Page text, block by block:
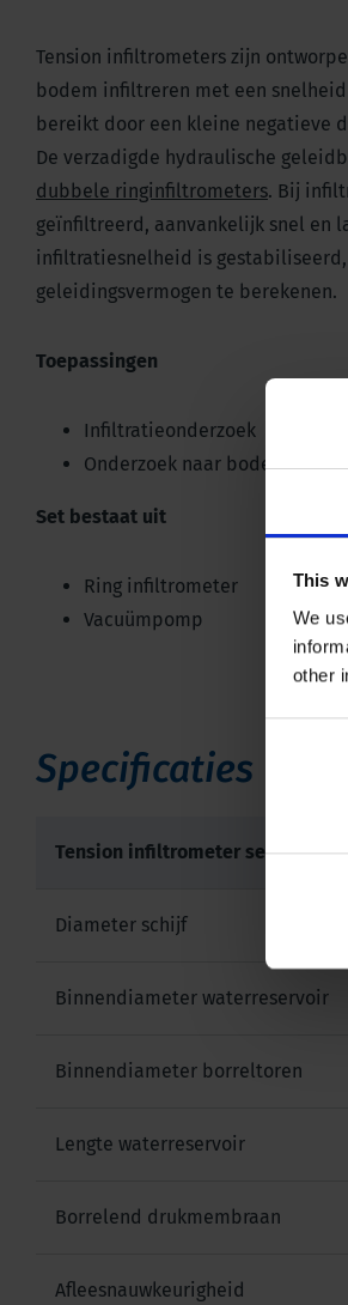
This
We
other
Tension infiltrometers zijn
bodem infiltreren met een
bereikt door een kleine negatieve
De verzadigde hydraulische
dubbele ringinfiltrometers. Bij
geïnfiltreerd, aanvankelijk snel en
infiltratiesnelheid is
geleidingsvermogen te berekenen.
Toepassingen
Infiltratieonderzoek
Onderzoek naar
Set bestaat uit
Ring infiltrometer
Vacuümpomp
Specificaties
Tension infiltrometer set
Diameter schijf
Binnendiameter waterreservoir
Binnendiameter borreltoren
Lengte waterreservoir
Borrelend drukmembraan
Afleesnauwkeurigheid